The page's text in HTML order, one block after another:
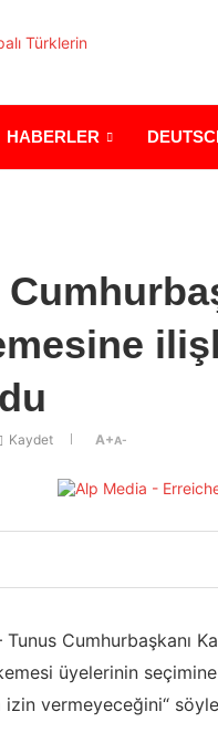
HABERLER
Kaydet A+A-
Tunus Cumhurbaşkanı
üyelerinin
izin vermeyeceğini“